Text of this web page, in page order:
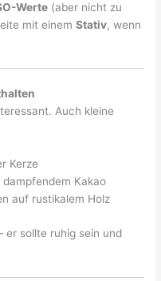
Werte (aber nicht zu
mit einemStativ, wenn
Auch kleine
Kerze
Kakao
auf rustikalem Holz
er sollte ruhig sein und